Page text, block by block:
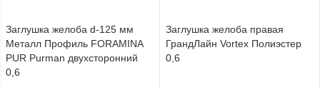
Заглушка желоба d-125 мм
Металл Профиль FORAMINA
PUR Purman двухсторонний
0,6
Заглушка желоба правая
ГрандЛайн Vortex Полиэстер
0,6